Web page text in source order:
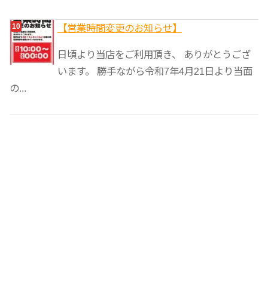
【営業時間変更のお知らせ】
日頃より当店をご利用頂き、 ありがとうござ
います。 勝手ながら令和7年4月21日より当面
の...